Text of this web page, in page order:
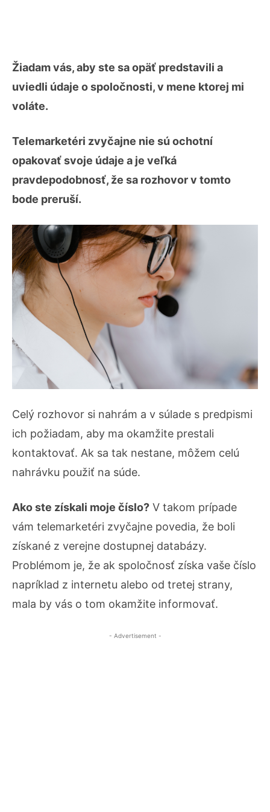
Žiadam vás, aby ste sa opäť predstavili a
uviedli údaje o spoločnosti, v mene ktorej mi
voláte.
Telemarketéri zvyčajne nie sú ochotní
opakovať svoje údaje a je veľká
pravdepodobnosť, že sa rozhovor v tomto
bode preruší.
Celý rozhovor si nahrám a v súlade s predpismi
ich požiadam, aby ma okamžite prestali
kontaktovať. Ak sa tak nestane, môžem celú
nahrávku použiť na súde.
Ako ste získali moje číslo? V takom prípade
vám telemarketéri zvyčajne povedia, že boli
získané z verejne dostupnej databázy.
Problémom je, že ak spoločnosť získa vaše číslo
napríklad z internetu alebo od tretej strany,
mala by vás o tom okamžite informovať.
- Advertisement -